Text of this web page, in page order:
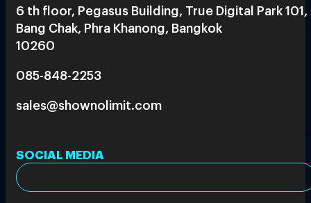
6 th floor, Pegasus Building, True Digital Park 101,
Bang Chak, Phra Khanong, Bangkok
10260
085-848-2253
sales@shownolimit.com
SOCIAL MEDIA